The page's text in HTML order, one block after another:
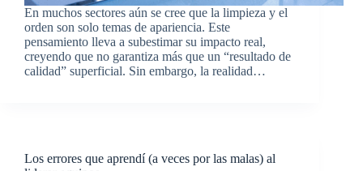
En muchos sectores aún se cree que la limpieza y el
orden son solo temas de apariencia. Este
pensamiento lleva a subestimar su impacto real,
creyendo que no garantiza más que un “resultado de
calidad” superficial. Sin embargo, la realidad…
Los errores que aprendí (a veces por las malas) al